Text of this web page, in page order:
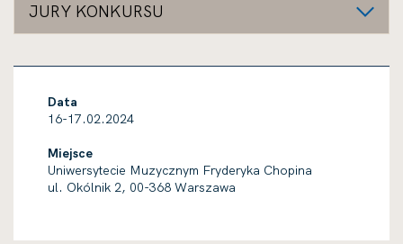
JURY KONKURSU
Data
16-17.02.2024
Miejsce
Uniwersytecie Muzycznym Fryderyka Chopina
ul. Okólnik 2, 00-368 Warszawa